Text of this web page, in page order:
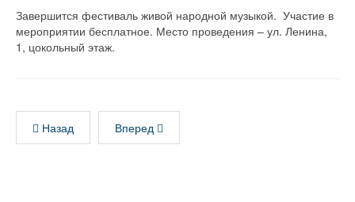
Завершится фестиваль живой народной музыкой. Участие в
мероприятии бесплатное. Место проведения – ул. Ленина,
1, цокольный этаж.
Назад Вперед